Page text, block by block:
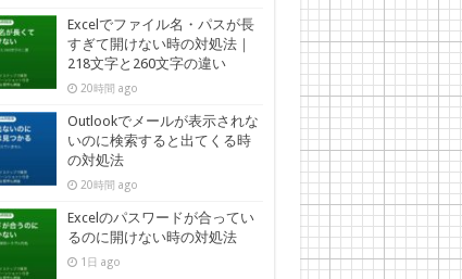
Excelでファイル名・パスが長
すぎて開けない時の対処法｜
218文字と260文字の違い
20時間 ago
Outlookでメールが表示されな
いのに検索すると出てくる時
の対処法
20時間 ago
Excelのパスワードが合ってい
るのに開けない時の対処法
1日 ago